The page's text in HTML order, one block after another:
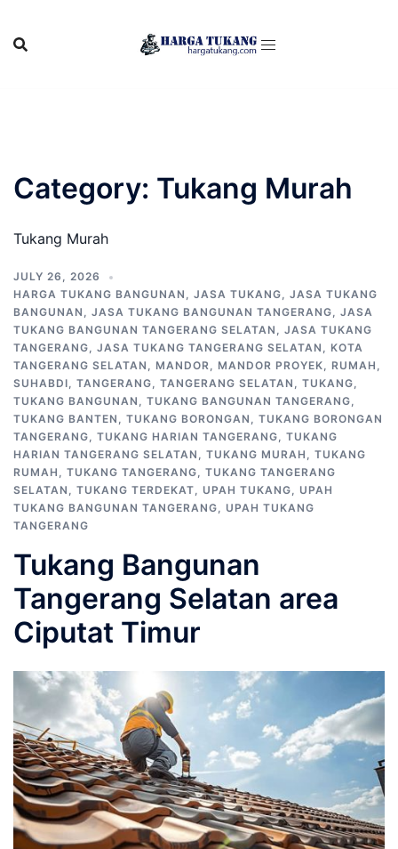
content
Category: Tukang Murah
Tukang Murah
JULY 26, 2026
HARGA TUKANG BANGUNAN , JASA TUKANG, JASA TUKANG
BANGUNAN , JASA TUKANG BANGUNAN TANGERANG, JASA
TUKANG BANGUNAN TANGERANG SELATAN , JASA TUKANG
TANGERANG, JASA TUKANG TANGERANG SELATAN , KOTA
TANGERANG SELATAN , MANDOR, MANDOR PROYEK, RUMAH ,
SUHABDI, TANGERANG, TANGERANG SELATAN , TUKANG,
TUKANG BANGUNAN , TUKANG BANGUNAN TANGERANG,
TUKANG BANTEN , TUKANG BORONGAN , TUKANG BORONGAN
TANGERANG, TUKANG HARIAN TANGERANG, TUKANG
HARIAN TANGERANG SELATAN , TUKANG MURAH , TUKANG
RUMAH , TUKANG TANGERANG, TUKANG TANGERANG
SELATAN , TUKANG TERDEKAT, UPAH TUKANG, UPAH
TUKANG BANGUNAN TANGERANG, UPAH TUKANG
TANGERANG
Tukang Bangunan
Tangerang Selatan area
Ciputat Timur